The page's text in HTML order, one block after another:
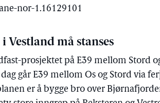
nor-1.16129101
Vestland må stanses
prosjektet på E39 mellom Stord
går E39 mellom Os og Stord via
er å bygge bro over